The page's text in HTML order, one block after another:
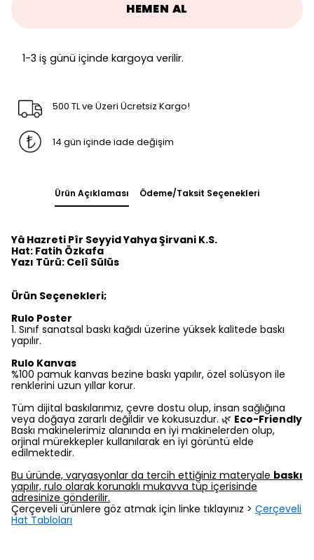
HEMEN AL
1-3 iş günü içinde kargoya verilir.
500 TL ve Üzeri Ücretsiz Kargo!
14 gün içinde iade değişim
Ürün Açıklaması Ödeme/Taksit Seçenekleri
Yâ Hazreti Pîr Seyyid Yahya Şirvani K.S.
Hat: Fatih Özkafa
Yazı Türü: Celî Sülüs
Ürün Seçenekleri;
Rulo Poster
1.⁠ ⁠Sınıf sanatsal baskı kağıdı üzerine yüksek kalitede baskı
yapılır.
Rulo Kanvas
%100 pamuk kanvas bezine baskı yapılır, özel solüsyon ile
renklerini uzun yıllar korur.
Tüm dijital baskılarımız, çevre dostu olup, insan sağlığına
veya doğaya zararlı değildir ve kokusuzdur. 🌿 Eco-Friendly
Baskı makinelerimiz alanında en iyi makinelerden olup,
orjinal mürekkepler kullanılarak en iyi görüntü elde
edilmektedir.
Bu üründe, varyasyonlar da tercih ettiğiniz materyale baskı
yapılır, rulo olarak korunaklı mukavva tüp içerisinde
adresinize gönderilir.
Çerçeveli ürünlere göz atmak için linke tıklayınız > Çerçeveli
Hat Tabloları